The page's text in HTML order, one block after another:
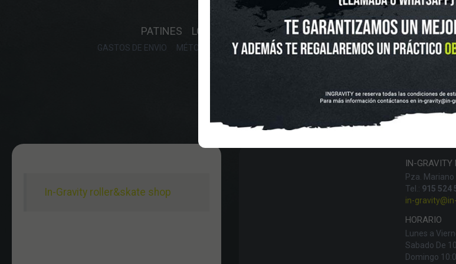
INICIO OUTLET NOVEDADES CLUBS Y
PATINES LONGBOARD SKATEBOARD SCOOTER
GASTOS DE ENVIO MÉTODOS DE PAGO, DEVOLUCIONES Y DATOS DE INTERÉS AVISO LEGAL
In-Gravity roller&skate shop
IN-GRAVITY
Pza. Mariano
Tel.: 915 524
in-
HORARIO
Lunes a
Sabado De
Domingo